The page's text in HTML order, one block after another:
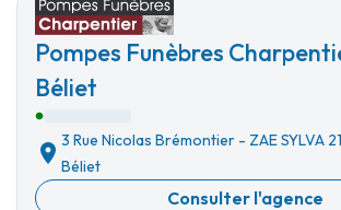
Pompes Funèbres
Béliet
3 Rue Nicolas Brémontier - ZAE SYLVA 21
Béliet
Consulter l'agence